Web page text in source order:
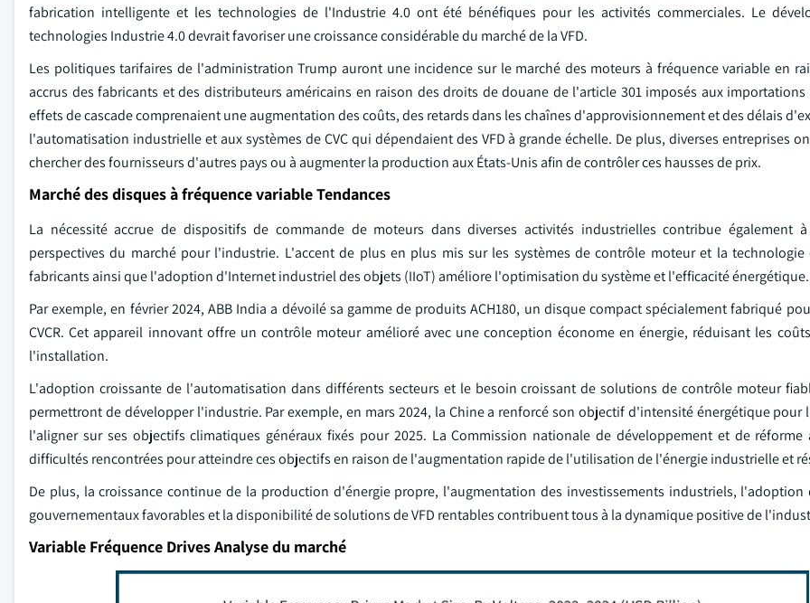
fabrication intelligente et les technologies de l'Industrie 4.0 ont été bénéfiques pour les activités commerciales. Le
technologies Industrie 4.0 devrait favoriser une croissance considérable du marché de la VFD.
Les politiques tarifaires de l'administration Trump auront une incidence sur le marché des moteurs à fréquence variable en
accrus des fabricants et des distributeurs américains en raison des droits de douane de l'article 301 imposés aux importations
effets de cascade comprenaient une augmentation des coûts, des retards dans les chaînes d'approvisionnement et des délais
l'automatisation industrielle et aux systèmes de CVC qui dépendaient des VFD à grande échelle. De plus, diverses entreprises
chercher des fournisseurs d'autres pays ou à augmenter la production aux États-Unis afin de contrôler ces hausses de prix.
Marché des disques à fréquence variable Tendances
La nécessité accrue de dispositifs de commande de moteurs dans diverses activités industrielles contribue également
perspectives du marché pour l'industrie. L'accent de plus en plus mis sur les systèmes de contrôle moteur et la
fabricants ainsi que l'adoption d'Internet industriel des objets (IIoT) améliore l'optimisation du système et l'efficacité énergétique.
Par exemple, en février 2024, ABB India a dévoilé sa gamme de produits ACH180, un disque compact spécialement fabriqué
CVCR. Cet appareil innovant offre un contrôle moteur amélioré avec une conception économe en énergie, réduisant les
l'installation.
L'adoption croissante de l'automatisation dans différents secteurs et le besoin croissant de solutions de contrôle moteur
permettront de développer l'industrie. Par exemple, en mars 2024, la Chine a renforcé son objectif d'intensité énergétique pour
l'aligner sur ses objectifs climatiques généraux fixés pour 2025. La Commission nationale de développement et de réforme
difficultés rencontrées pour atteindre ces objectifs en raison de l'augmentation rapide de l'utilisation de l'énergie industrielle et
De plus, la croissance continue de la production d'énergie propre, l'augmentation des investissements industriels, l'adoption
gouvernementaux favorables et la disponibilité de solutions de VFD rentables contribuent tous à la dynamique positive de
Variable Fréquence Drives Analyse du marché